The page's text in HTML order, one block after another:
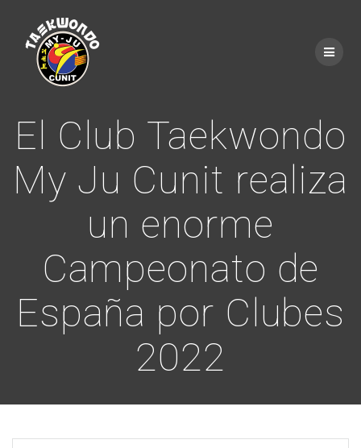
El Club Taekwondo
My Ju Cunit realiza
un enorme
Campeonato de
España por Clubes
2022